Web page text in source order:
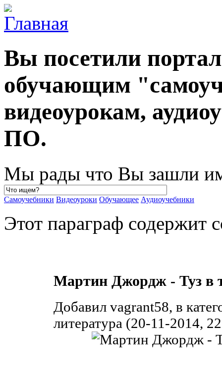
Вы посетили
обучающим
видеоурокам,
ПО.
Мы рады что Вы зашли
Самоучебники Видеоуроки Обучающее Аудиоучебники
Этот параграф содержит
Мартин Джордж - Туз в
Добавил vagrant58, в
литература (20-11-2014,